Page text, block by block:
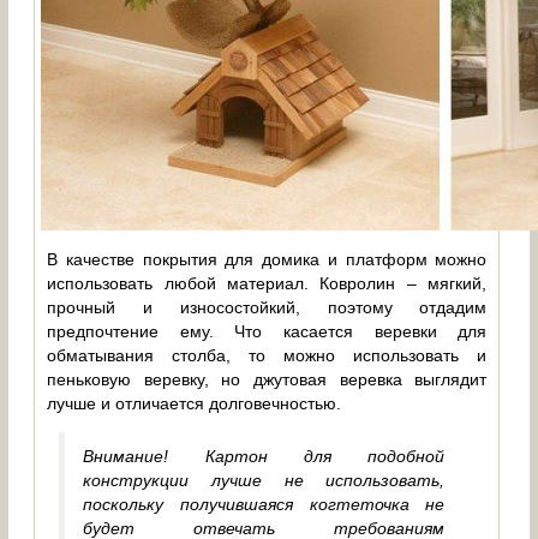
В качестве покрытия для домика и платформ можно
использовать любой материал. Ковролин – мягкий,
прочный и износостойкий, поэтому отдадим
предпочтение ему. Что касается веревки для
обматывания столба, то можно использовать и
пеньковую веревку, но джутовая веревка выглядит
лучше и отличается долговечностью.
Внимание! Картон для подобной
конструкции лучше не использовать,
поскольку получившаяся когтеточка не
будет отвечать требованиям